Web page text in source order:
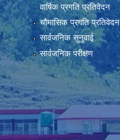
वार्षिक प्रगति प्रतिवेदन
चौमासिक प्रगति प्रतिवेदन
सार्वजनिक सुनुवाई
सार्वजनिक परीक्षण